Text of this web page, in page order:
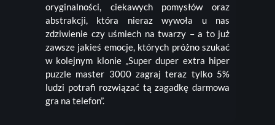
oryginalności, ciekawych pomysłów oraz
abstrakcji, która nieraz wywoła u nas
zdziwienie czy uśmiech na twarzy – a to już
zawsze jakieś emocje, których próżno szukać
w kolejnym klonie „Super duper extra hiper
puzzle master 3000 zagraj teraz tylko 5%
ludzi potrafi rozwiązać tą zagadkę darmowa
gra na telefon”.